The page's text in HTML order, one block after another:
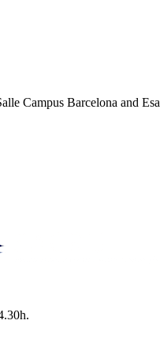
Campus Barcelona and